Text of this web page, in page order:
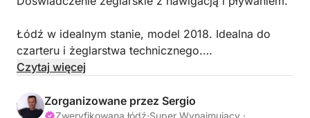
Łódź w idealnym stanie, model 2018. Idealna do
czarteru i żeglarstwa technicznego.
3 łazienki
Czytaj więcej
Zorganizowane przez Sergio
Zweryfikowana łódź·Super Wynajmujący ·